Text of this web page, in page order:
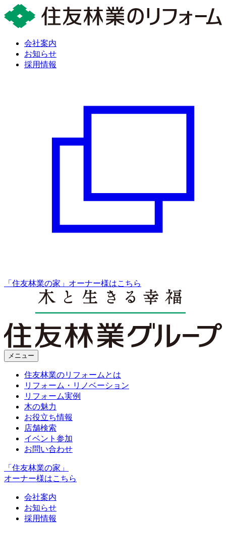
会社案内
お知らせ
採用情報
「住友林業の家」オーナー様はこちら
メニュー
住友林業のリフォームとは
リフォーム・リノベーション
リフォーム実例
木の魅力
お役立ち情報
店舗検索
イベント参加
お問い合わせ
「住友林業の家」
オーナー様はこちら
会社案内
お知らせ
採用情報